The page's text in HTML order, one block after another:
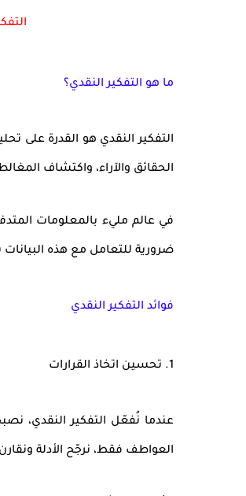
ما هو التفكير النقدي؟
التفكير النقدي هو القدرة على
الحقائق والآراء، واكتشاف
في عالم مليء بالمعلومات
ضرورية للتعامل مع هذه
فوائد التفكير النقدي
1. تحسين اتخاذ القرارات
عندما نُفعّل التفكير النقدي،
العواطف فقط، نرجّح الأدلة ونقارن